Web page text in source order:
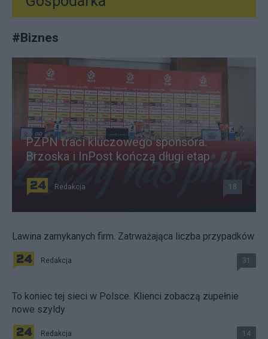
#Biznes
PZPN traci kluczowego sponsora.
Brzoska i InPost kończą długi etap
Redakcja 18
Lawina zamykanych firm. Zatrważająca liczba przypadków
Redakcja 31
To koniec tej sieci w Polsce. Klienci zobaczą zupełnie
nowe szyldy
Redakcja 14